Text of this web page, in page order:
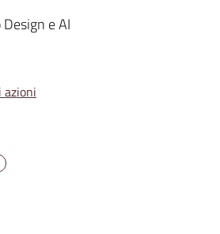
e AI
azioni